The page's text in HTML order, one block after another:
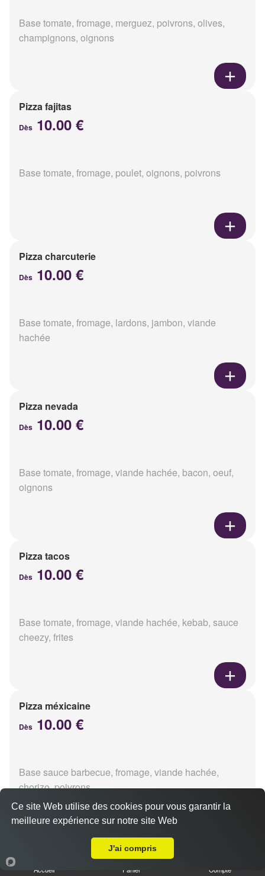
Base tomate, fromage, merguez, poivrons, olives,
champignons, oignons
Pizza fajitas
Dès 10.00 €
Base tomate, fromage, poulet, oignons, poivrons
Pizza charcuterie
Dès 10.00 €
Base tomate, fromage, lardons, jambon, viande
hachée
Pizza nevada
Dès 10.00 €
Base tomate, fromage, viande hachée, bacon, oeuf,
oignons
Pizza tacos
Dès 10.00 €
Base tomate, fromage, viande hachée, kebab, sauce
cheezy, frites
Pizza méxicaine
Dès 10.00 €
Base sauce barbecue, fromage, viande hachée,
chorizo, poivrons
Accueil Panier Compte
Ce site Web utilise des cookies pour vous garantir la
meilleure expérience sur notre site Web
J'ai compris